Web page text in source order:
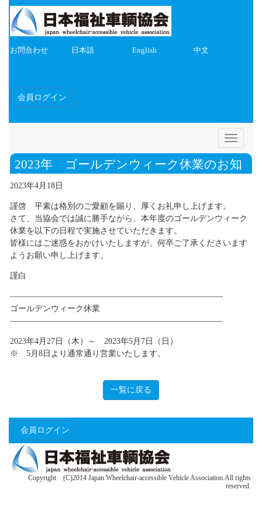
お問合わせ 日本語 English 中文
会員ログイン
Toggle
2023年 ゴールデンウィーク休業のお知
らせ
2023年4月18日
謹啓 平素は格別のご愛顧を賜り、厚くお礼申し上げます。
さて、当協会では誠に勝手ながら、本年度のゴールデンウィーク
休業を以下の日程で実施させていただきます。
皆様にはご迷惑をおかけいたしますが、何卒ご了承くださいます
ようお願い申し上げます。
謹白
——————————————————————————
ゴールデンウィーク休業
——————————————————————————
2023年4月27日（木）～ 2023年5月7日（日）
※ 5月8日より通常通り営業いたします。
一覧に戻る
会員ログイン
Copyright (C)2014 Japan Wheelchair-accessible Vehicle Association.All rights
reserved.